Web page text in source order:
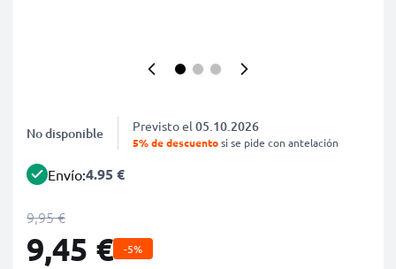
No disponible Previsto el 05.10.2026
5% de descuentosi se pide con antelación
Envío:4.95 €
9,95 €
9,45 € -5%